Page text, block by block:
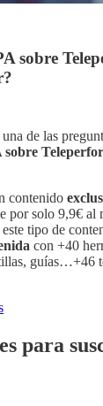
sobre
de las
sobre
contenido
por solo 9,9€ al
este tipo de
con +40
guías…+46
para